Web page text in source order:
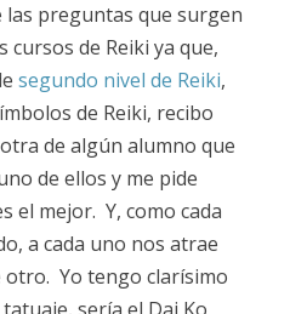
las preguntas que surgen
cursos de Reiki ya que,
segundo nivel de Reiki,
de Reiki, recibo
de algún alumno que
de ellos y me pide
el mejor. Y, como cada
a cada uno nos atrae
otro. Yo tengo clarísimo